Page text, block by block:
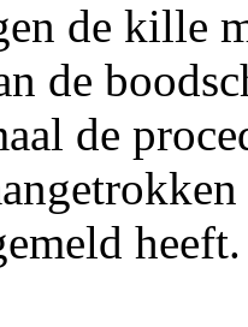
de kille
de
de
heeft.